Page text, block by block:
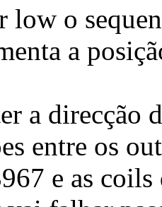
low o
a
a direcção
entre os
e as